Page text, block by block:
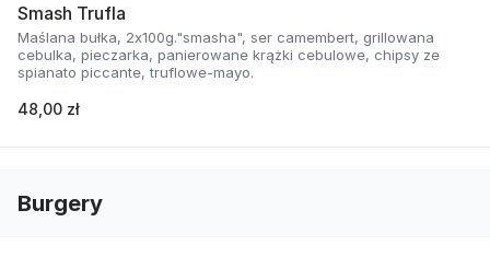
Smash Trufla
Maślana bułka, 2x100g."smasha", ser camembert, grillowana
cebulka, pieczarka, panierowane krążki cebulowe, chipsy ze
spianato piccante, truflowe-mayo.
48,00 zł
Burgery